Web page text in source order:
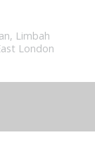
, Limbah
London